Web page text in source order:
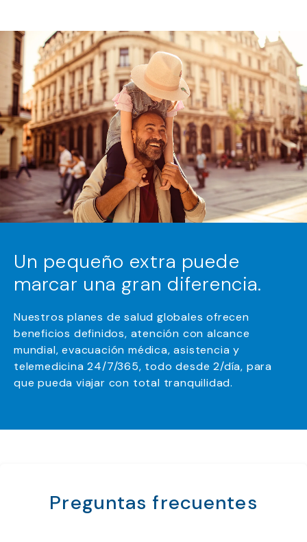
Un pequeño extra puede
marcar una gran diferencia.
Nuestros planes de salud globales ofrecen
beneficios definidos, atención con alcance
mundial, evacuación médica, asistencia y
telemedicina 24/7/365, todo desde 2/día, para
que pueda viajar con total tranquilidad.
Preguntas frecuentes